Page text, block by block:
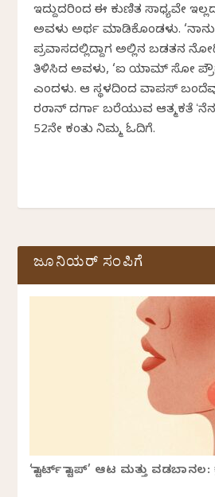
ಇದ್ದುದರಿಂದ ಈ ಕುಣಿತ ಸಾಧ್ಯವೇ
ಅವಳು ಅರ್ಥ ಮಾಡಿಕೊಂಡಳು.
ಪ್ರವಾಸದಲ್ಲಿದ್ದಾಗ ಅಲ್ಲಿನ ಬಡತನ
ತಿಳಿಸಿದ ಅವಳು, ‘ಐ ಯಾಮ್ ಸೋ
ಎಂದಳು. ಆ ಸ್ಥಳದಿಂದ ವಾಪಸ್
ರಂಜಾನ್‌ ದರ್ಗಾ ಬರೆಯುವ ಆತ್ಮಕತೆ
52ನೇ ಕಂತು ನಿಮ್ಮ ಓದಿಗೆ.
ಜೂನಿಯರ್ ಸಂಪಿಗೆ
‘ಸ್ಟಾರ್ಟ್ ಸ್ಟಾಪ್’ ಆಟ ಮತ್ತು